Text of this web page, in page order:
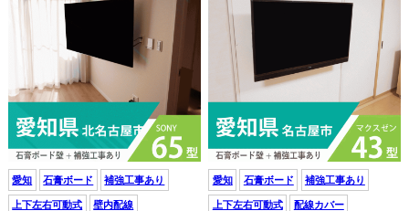
愛知 石膏ボード 補強工事あり
上下左右可動式 壁内配線
愛知 石膏ボード 補強工事あり
上下左右可動式 配線カバー